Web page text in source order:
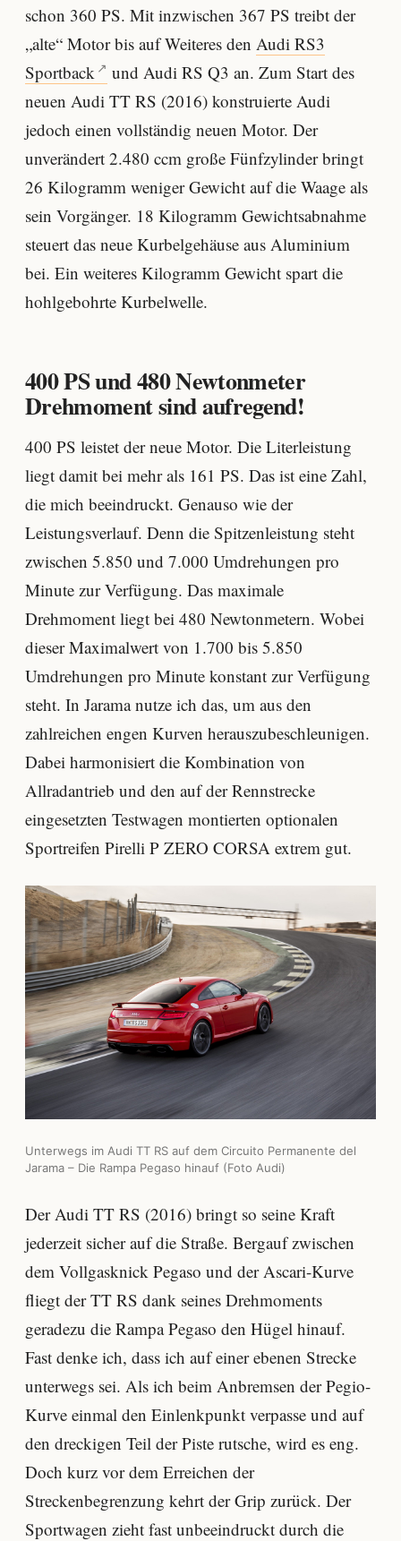
schon 360 PS. Mit inzwischen 367 PS treibt der
„alte“ Motor bis auf Weiteres den Audi RS3
Sportback
und Audi RS Q3 an. Zum Start des
neuen Audi TT RS (2016) konstruierte Audi
jedoch einen vollständig neuen Motor. Der
unverändert 2.480 ccm große Fünfzylinder bringt
26 Kilogramm weniger Gewicht auf die Waage als
sein Vorgänger. 18 Kilogramm Gewichtsabnahme
steuert das neue Kurbelgehäuse aus Aluminium
bei. Ein weiteres Kilogramm Gewicht spart die
hohlgebohrte Kurbelwelle.
400 PS und 480 Newtonmeter
Drehmoment sind aufregend!
400 PS leistet der neue Motor. Die Literleistung
liegt damit bei mehr als 161 PS. Das ist eine Zahl,
die mich beeindruckt. Genauso wie der
Leistungsverlauf. Denn die Spitzenleistung steht
zwischen 5.850 und 7.000 Umdrehungen pro
Minute zur Verfügung. Das maximale
Drehmoment liegt bei 480 Newtonmetern. Wobei
dieser Maximalwert von 1.700 bis 5.850
Umdrehungen pro Minute konstant zur Verfügung
steht. In Jarama nutze ich das, um aus den
zahlreichen engen Kurven herauszubeschleunigen.
Dabei harmonisiert die Kombination von
Allradantrieb und den auf der Rennstrecke
eingesetzten Testwagen montierten optionalen
Sportreifen Pirelli P ZERO CORSA extrem gut.
Unterwegs im Audi TT RS auf dem Circuito Permanente del
Jarama – Die Rampa Pegaso hinauf (Foto Audi)
Der Audi TT RS (2016) bringt so seine Kraft
jederzeit sicher auf die Straße. Bergauf zwischen
dem Vollgasknick Pegaso und der Ascari-Kurve
fliegt der TT RS dank seines Drehmoments
geradezu die Rampa Pegaso den Hügel hinauf.
Fast denke ich, dass ich auf einer ebenen Strecke
unterwegs sei. Als ich beim Anbremsen der Pegio-
Kurve einmal den Einlenkpunkt verpasse und auf
den dreckigen Teil der Piste rutsche, wird es eng.
Doch kurz vor dem Erreichen der
Streckenbegrenzung kehrt der Grip zurück. Der
Sportwagen zieht fast unbeeindruckt durch die